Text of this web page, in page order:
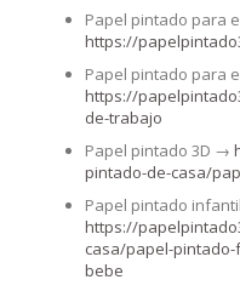
Papel pintado para
https://
Papel pintado para
https://
de-trabajo
Papel pintado 3D →
pintado-de-casa/
Papel pintado
https://
casa/papel-
bebe